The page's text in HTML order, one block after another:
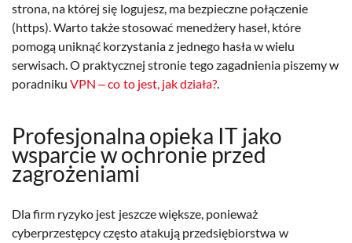
strona, na której się logujesz, ma bezpieczne połączenie
(https). Warto także stosować menedżery haseł, które
pomogą uniknąć korzystania z jednego hasła w wielu
serwisach. O praktycznej stronie tego zagadnienia piszemy w
poradnikuVPN ‒ co to jest, jak działa?.
Profesjonalna opieka IT jako
wsparcie w ochronie przed
zagrożeniami
Dla firm ryzyko jest jeszcze większe, ponieważ
cyberprzestępcy często atakują przedsiębiorstwa w